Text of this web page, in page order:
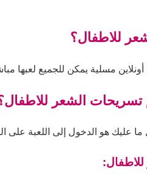
للاطفال؟
مسلية يمكن للجميع لعبها
تسريحات الشعر
عليك هو الدخول إلى اللعبة على